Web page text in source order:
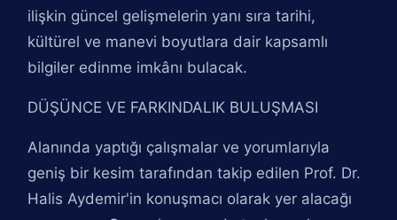
ilişkin güncel gelişmelerin yanı sıra tarihi,
kültürel ve manevi boyutlara dair kapsamlı
bilgiler edinme imkânı bulacak.
DÜŞÜNCE VE FARKINDALIK BULUŞMASI
Alanında yaptığı çalışmalar ve yorumlarıyla
geniş bir kesim tarafından takip edilen Prof. Dr.
Halis Aydemir'in konuşmacı olarak yer alacağı